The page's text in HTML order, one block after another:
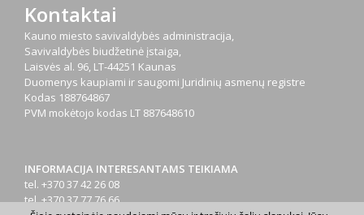
Kontaktai
Kauno miesto savivaldybės administracija,
Savivaldybės biudžetinė įstaiga,
Laisvės al. 96, LT-44251 Kaunas
Duomenys kaupiami ir saugomi Juridinių asmenų registre
Kodas 188764867
PVM mokėtojo kodas LT 887648610
INFORMACIJA INTERESANTAMS TEIKIAMA
tel. +370 37 42 26 08
tel. +370 37 77 76 66